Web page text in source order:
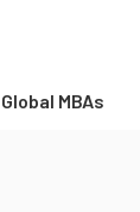
Global MBAs